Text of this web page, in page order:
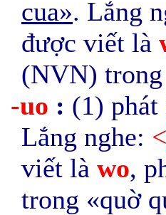
cua». Lắng
được viết là
(NVN) trong
-uo : (1) phát
Lắng nghe: <
viết là wo,
trong «quờ